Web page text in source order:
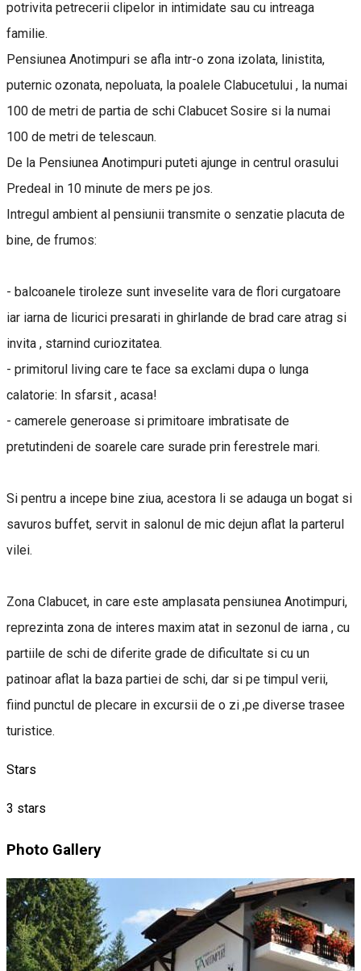
potrivita petrecerii clipelor in intimidate sau cu intreaga
familie.
Pensiunea Anotimpuri se afla intr-o zona izolata, linistita,
puternic ozonata, nepoluata, la poalele Clabucetului , la numai
100 de metri de partia de schi Clabucet Sosire si la numai
100 de metri de telescaun.
De la Pensiunea Anotimpuri puteti ajunge in centrul orasului
Predeal in 10 minute de mers pe jos.
Intregul ambient al pensiunii transmite o senzatie placuta de
bine, de frumos:
- balcoanele tiroleze sunt inveselite vara de flori curgatoare
iar iarna de licurici presarati in ghirlande de brad care atrag si
invita , starnind curiozitatea.
- primitorul living care te face sa exclami dupa o lunga
calatorie: In sfarsit , acasa!
- camerele generoase si primitoare imbratisate de
pretutindeni de soarele care surade prin ferestrele mari.
Si pentru a incepe bine ziua, acestora li se adauga un bogat si
savuros buffet, servit in salonul de mic dejun aflat la parterul
vilei.
Zona Clabucet, in care este amplasata pensiunea Anotimpuri,
reprezinta zona de interes maxim atat in sezonul de iarna , cu
partiile de schi de diferite grade de dificultate si cu un
patinoar aflat la baza partiei de schi, dar si pe timpul verii,
fiind punctul de plecare in excursii de o zi ,pe diverse trasee
turistice.
Stars
3 stars
Photo Gallery